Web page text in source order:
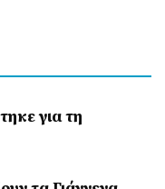
για τη